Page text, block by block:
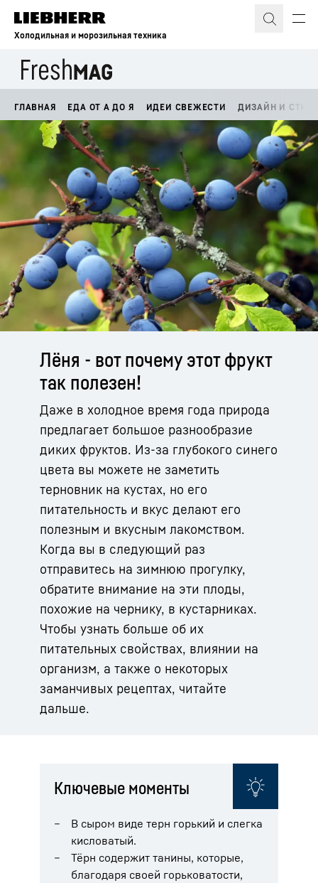
Холодильная и морозильная техника
ГЛАВНАЯ ЕДА ОТ А ДО Я ИДЕИ СВЕЖЕСТИ ДИЗАЙН И
Лёня - вот почему этот фрукт
так полезен!
Даже в холодное время года природа
предлагает большое разнообразие
диких фруктов. Из-за глубокого синего
цвета вы можете не заметить
терновник на кустах, но его
питательность и вкус делают его
полезным и вкусным лакомством.
Когда вы в следующий раз
отправитесь на зимнюю прогулку,
обратите внимание на эти плоды,
похожие на чернику, в кустарниках.
Чтобы узнать больше об их
питательных свойствах, влиянии на
организм, а также о некоторых
заманчивых рецептах, читайте
дальше.
Ключевые моменты
В сыром виде терн горький и слегка
кисловатый.
Тёрн содержит танины, которые,
благодаря своей горьковатости,